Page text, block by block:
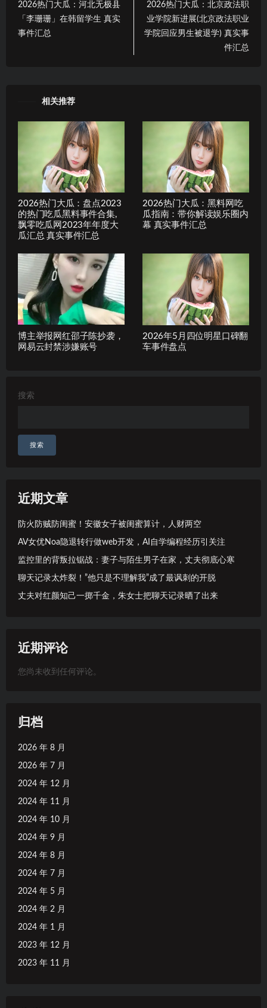
2026热门大瓜：河北无极县
「李珊珊」在韩留学生 真实
事件汇总
2026热门大瓜：北京政法职
业学院新进展(北京政法职业
学院回应男生被退学) 真实事
件汇总
相关推荐
2026热门大瓜：盘点2023
的热门吃瓜黑料事件合集,
飘零吃瓜网2023年年度大
瓜汇总 真实事件汇总
2026热门大瓜：黑料网吃
瓜指南：带你解读娱乐圈内
幕 真实事件汇总
博主举报网红邵子陈抄袭，
网易云封禁涉嫌账号
2026年5月四位明星口碑翻
车事件盘点
搜索
搜索
近期文章
防火防贼防闺蜜！安徽女子被闺蜜算计，人财两空
AV女优Noa隐退转行做web开发，AI自学编程经历引关注
监控里的背叛拉锯战：妻子与陌生男子在家，丈夫彻底心寒
聊天记录太炸裂！”他只是不理解我”成了最讽刺的开脱
丈夫对红颜知己一掷千金，朱女士把聊天记录晒了出来
近期评论
您尚未收到任何评论。
归档
2026 年 8 月
2026 年 7 月
2024 年 12 月
2024 年 11 月
2024 年 10 月
2024 年 9 月
2024 年 8 月
2024 年 7 月
2024 年 5 月
2024 年 2 月
2024 年 1 月
2023 年 12 月
2023 年 11 月